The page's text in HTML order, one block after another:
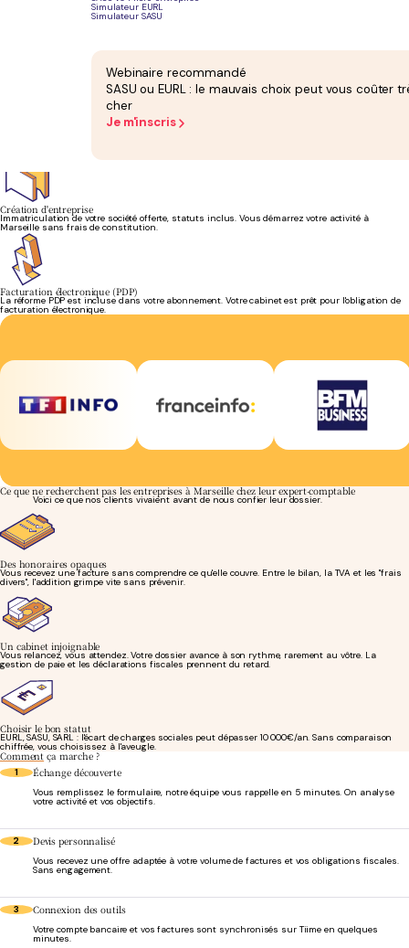
Simulateur EURL
Simulateur SASU
Webinaire recommandé
SASU ou EURL : le mauvais choix peut vous coûter
cher
Je m'inscris
Bilan comptable et liasse fiscale inclus dans votre abonnement. Attesté par un expert-
comptable inscrit à l'Ordre.
Création d'entreprise
Immatriculation de votre société offerte, statuts inclus. Vous démarrez votre activité à
Marseille sans frais de constitution.
Facturation électronique (PDP)
La réforme PDP est incluse dans votre abonnement. Votre cabinet est prêt pour l'obligation de
facturation électronique.
Ce que ne recherchent pas les entreprises à Marseille chez leur expert-comptable
Voici ce que nos clients vivaient avant de nous confier leur dossier.
Des honoraires opaques
Vous recevez une facture sans comprendre ce qu'elle couvre. Entre le bilan, la TVA et les "frais
divers", l'addition grimpe vite sans prévenir.
Un cabinet injoignable
Vous relancez, vous attendez. Votre dossier avance à son rythme, rarement au vôtre. La
gestion de paie et les déclarations fiscales prennent du retard.
Choisir le bon statut
EURL, SASU, SARL : l'écart de charges sociales peut dépasser 10 000€/an. Sans comparaison
chiffrée, vous choisissez à l'aveugle.
Comment ça marche ?
1 Échange découverte
Vous remplissez le formulaire, notre équipe vous rappelle en 5 minutes. On analyse
votre activité et vos objectifs.
2 Devis personnalisé
Vous recevez une offre adaptée à votre volume de factures et vos obligations fiscales.
Sans engagement.
3 Connexion des outils
Votre compte bancaire et vos factures sont synchronisés sur Tiime en quelques
minutes.